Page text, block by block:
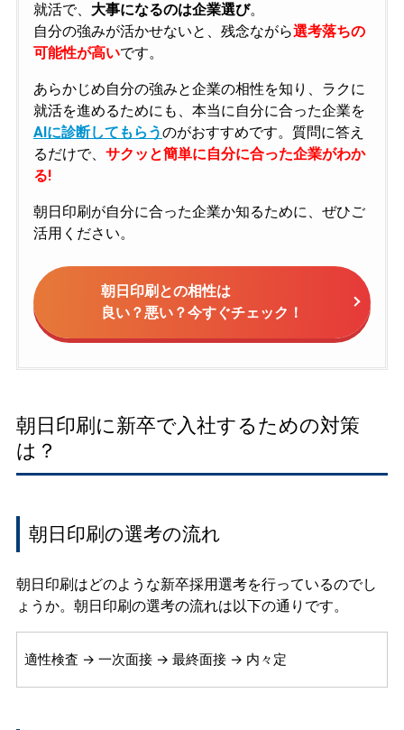
就活で、 大事になるのは企業選び。
自分の強みが活かせないと、残念ながら選考落ちの
可能性が高いです。
あらかじめ自分の強みと企業の相性を知り、ラクに
就活を進めるためにも、本当に自分に合った企業を
AIに診断してもらうのがおすすめです。質問に答え
るだけで、 サクッと簡単に自分に合った企業がわか
る!
朝日印刷が自分に合った企業か知るために、ぜひご
活用ください。
朝日印刷との相性は
良い？悪い？今すぐチェック！
朝日印刷に新卒で入社するための対策
は？
朝日印刷の選考の流れ
朝日印刷はどのような新卒採用選考を行っているのでし
ょうか。朝日印刷の選考の流れは以下の通りです。
適性検査 → 一次面接 → 最終面接 → 内々定